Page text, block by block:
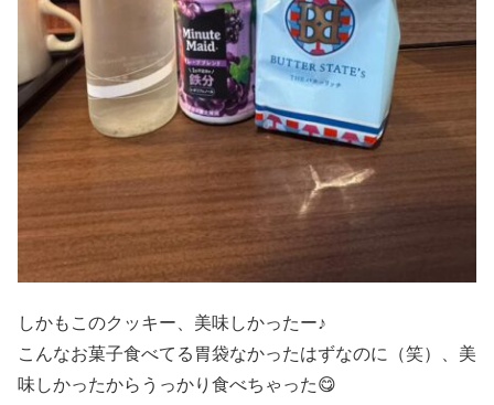
しかもこのクッキー、美味しかったー♪
こんなお菓子食べてる胃袋なかったはずなのに（笑）、美
味しかったからうっかり食べちゃった😋